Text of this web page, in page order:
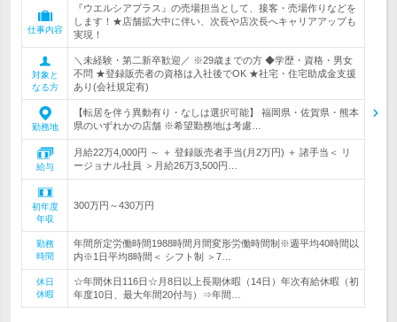
仕事内容
『ウエルシアプラス』の売場担当として、接客・売場作りなどを
します！★店舗拡大中に伴い、次長や店次長へキャリアアップも
実現！
対象と
なる方
＼未経験・第二新卒歓迎／ ※29歳までの方 ◆学歴・資格・男女
不問 ★登録販売者の資格は入社後でOK ★社宅・住宅助成金支援
あり(会社規定有)
勤務地
【転居を伴う異動有り・なしは選択可能】 福岡県・佐賀県・熊本
県のいずれかの店舗 ※希望勤務地は考慮…
給与
月給22万4,000円 ～ ＋ 登録販売者手当(月2万円) ＋ 諸手当＜ リ
ージョナル社員 ＞月給26万3,500円…
初年度
年収
300万円～430万円
勤務
時間
年間所定労働時間1988時間月間変形労働時間制※週平均40時間以
内※1日平均8時間＜ シフト制 ＞7…
休日
休暇
☆年間休日116日☆月8日以上長期休暇（14日）年次有給休暇（初
年度10日、最大年間20付与）⇒年間…